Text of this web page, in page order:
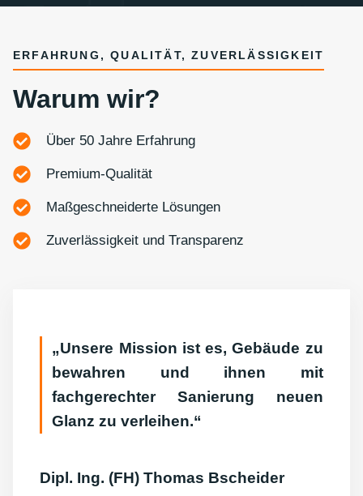
„Unsere Mission ist es, Gebäude zu
bewahren und ihnen mit
fachgerechter Sanierung neuen
Glanz zu verleihen.“
Dipl. Ing. (FH) Thomas Bscheider
ERFAHRUNG, QUALITÄT, ZUVERLÄSSIGKEIT
Warum wir?
Über 50 Jahre Erfahrung
Premium-Qualität
Maßgeschneiderte Lösungen
Zuverlässigkeit und Transparenz